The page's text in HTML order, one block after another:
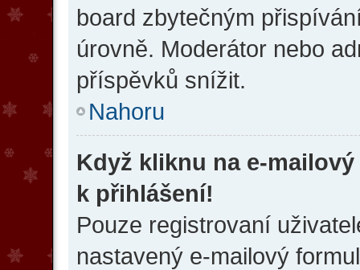
board zbytečným
úrovně. Moderátor nebo
příspěvků snížit.
Nahoru
Když kliknu na e-
k přihlášení!
Pouze registrovaní
nastavený e-mailový